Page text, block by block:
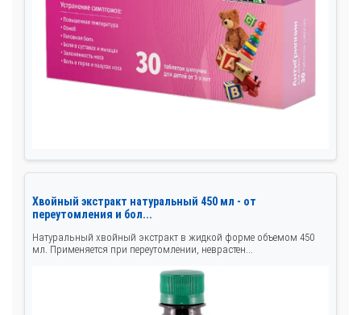
Хвойный экстракт натуральный 450 мл - от
переутомления и бол...
Натуральный хвойный экстракт в жидкой форме объемом 450
мл. Применяется при переутомлении, неврастен...